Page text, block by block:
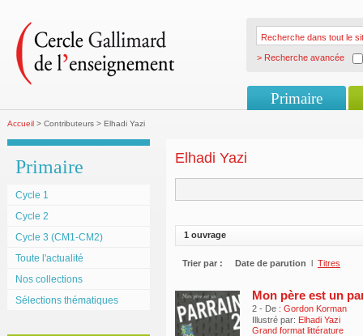
> Recherche avancée
Primaire
Accueil > Contributeurs > Elhadi Yazi
Primaire
Cycle 1
Cycle 2
Cycle 3 (CM1-CM2)
Toute l'actualité
Nos collections
Sélections thématiques
Elhadi Yazi
1 ouvrage
Trier par : Date de parution l Titres
Mon père est un
2 - De : Gordon Korman
Illustré par: Elhadi Yazi
Grand format littérature